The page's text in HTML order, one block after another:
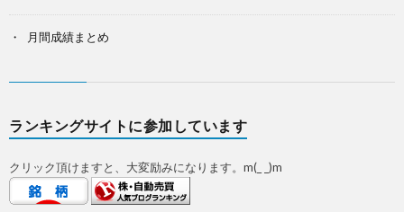
月間成績まとめ
ランキングサイトに参加しています
クリック頂けますと、大変励みになります。m(_ _)m